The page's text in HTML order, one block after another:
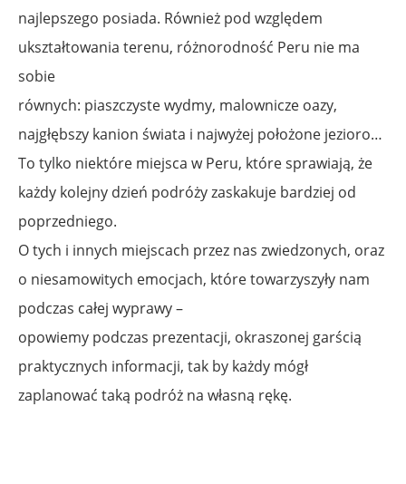
najlepszego posiada. Również pod względem
ukształtowania terenu, różnorodność Peru nie ma
sobie
równych: piaszczyste wydmy, malownicze oazy,
najgłębszy kanion świata i najwyżej położone jezioro…
To tylko niektóre miejsca w Peru, które sprawiają, że
każdy kolejny dzień podróży zaskakuje bardziej od
poprzedniego.
O tych i innych miejscach przez nas zwiedzonych, oraz
o niesamowitych emocjach, które towarzyszyły nam
podczas całej wyprawy –
opowiemy podczas prezentacji, okraszonej garścią
praktycznych informacji, tak by każdy mógł
zaplanować taką podróż na własną rękę.